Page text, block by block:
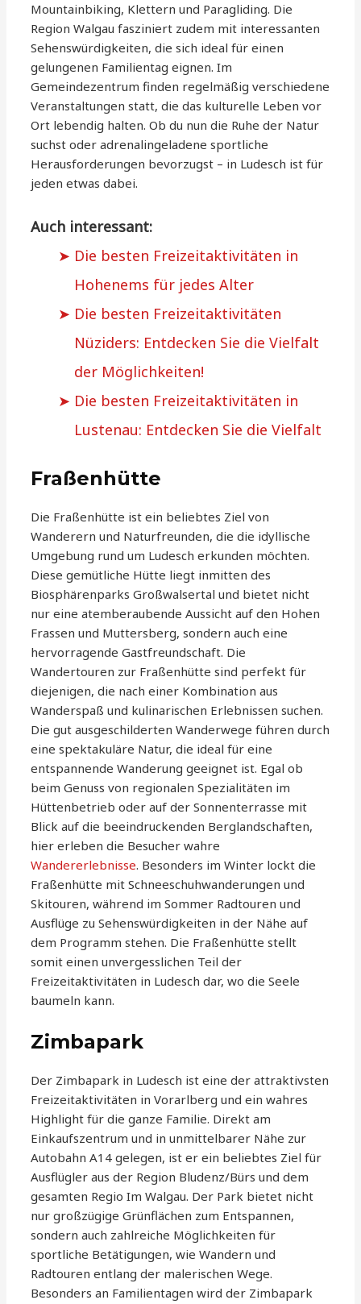
Mountainbiking, Klettern und Paragliding. Die
Region Walgau fasziniert zudem mit interessanten
Sehenswürdigkeiten, die sich ideal für einen
gelungenen Familientag eignen. Im
Gemeindezentrum finden regelmäßig verschiedene
Veranstaltungen statt, die das kulturelle Leben vor
Ort lebendig halten. Ob du nun die Ruhe der Natur
suchst oder adrenalingeladene sportliche
Herausforderungen bevorzugst – in Ludesch ist für
jeden etwas dabei.
Auch interessant:
Die besten Freizeitaktivitäten in
Hohenems für jedes Alter
Die besten Freizeitaktivitäten
Nüziders: Entdecken Sie die Vielfalt
der Möglichkeiten!
Die besten Freizeitaktivitäten in
Lustenau: Entdecken Sie die Vielfalt
Fraßenhütte
Die Fraßenhütte ist ein beliebtes Ziel von
Wanderern und Naturfreunden, die die idyllische
Umgebung rund um Ludesch erkunden möchten.
Diese gemütliche Hütte liegt inmitten des
Biosphärenparks Großwalsertal und bietet nicht
nur eine atemberaubende Aussicht auf den Hohen
Frassen und Muttersberg, sondern auch eine
hervorragende Gastfreundschaft. Die
Wandertouren zur Fraßenhütte sind perfekt für
diejenigen, die nach einer Kombination aus
Wanderspaß und kulinarischen Erlebnissen suchen.
Die gut ausgeschilderten Wanderwege führen durch
eine spektakuläre Natur, die ideal für eine
entspannende Wanderung geeignet ist. Egal ob
beim Genuss von regionalen Spezialitäten im
Hüttenbetrieb oder auf der Sonnenterrasse mit
Blick auf die beeindruckenden Berglandschaften,
hier erleben die Besucher wahre
Wandererlebnisse. Besonders im Winter lockt die
Fraßenhütte mit Schneeschuhwanderungen und
Skitouren, während im Sommer Radtouren und
Ausflüge zu Sehenswürdigkeiten in der Nähe auf
dem Programm stehen. Die Fraßenhütte stellt
somit einen unvergesslichen Teil der
Freizeitaktivitäten in Ludesch dar, wo die Seele
baumeln kann.
Zimbapark
Der Zimbapark in Ludesch ist eine der attraktivsten
Freizeitaktivitäten in Vorarlberg und ein wahres
Highlight für die ganze Familie. Direkt am
Einkaufszentrum und in unmittelbarer Nähe zur
Autobahn A14 gelegen, ist er ein beliebtes Ziel für
Ausflügler aus der Region Bludenz/Bürs und dem
gesamten Regio Im Walgau. Der Park bietet nicht
nur großzügige Grünflächen zum Entspannen,
sondern auch zahlreiche Möglichkeiten für
sportliche Betätigungen, wie Wandern und
Radtouren entlang der malerischen Wege.
Besonders an Familientagen wird der Zimbapark